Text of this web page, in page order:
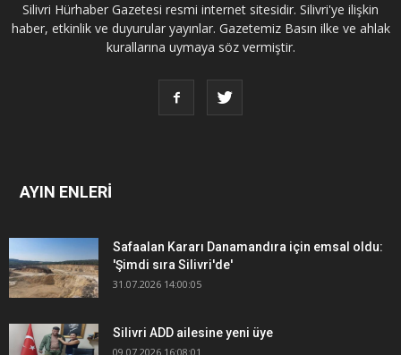
Silivri Hürhaber Gazetesi resmi internet sitesidir. Silivri'ye ilişkin
haber, etkinlik ve duyurular yayınlar. Gazetemiz Basın ilke ve ahlak
kurallarına uymaya söz vermiştir.
AYIN ENLERİ
Safaalan Kararı Danamandıra için emsal oldu:
'Şimdi sıra Silivri'de'
31.07.2026 14:00:05
Silivri ADD ailesine yeni üye
09.07.2026 16:08:01